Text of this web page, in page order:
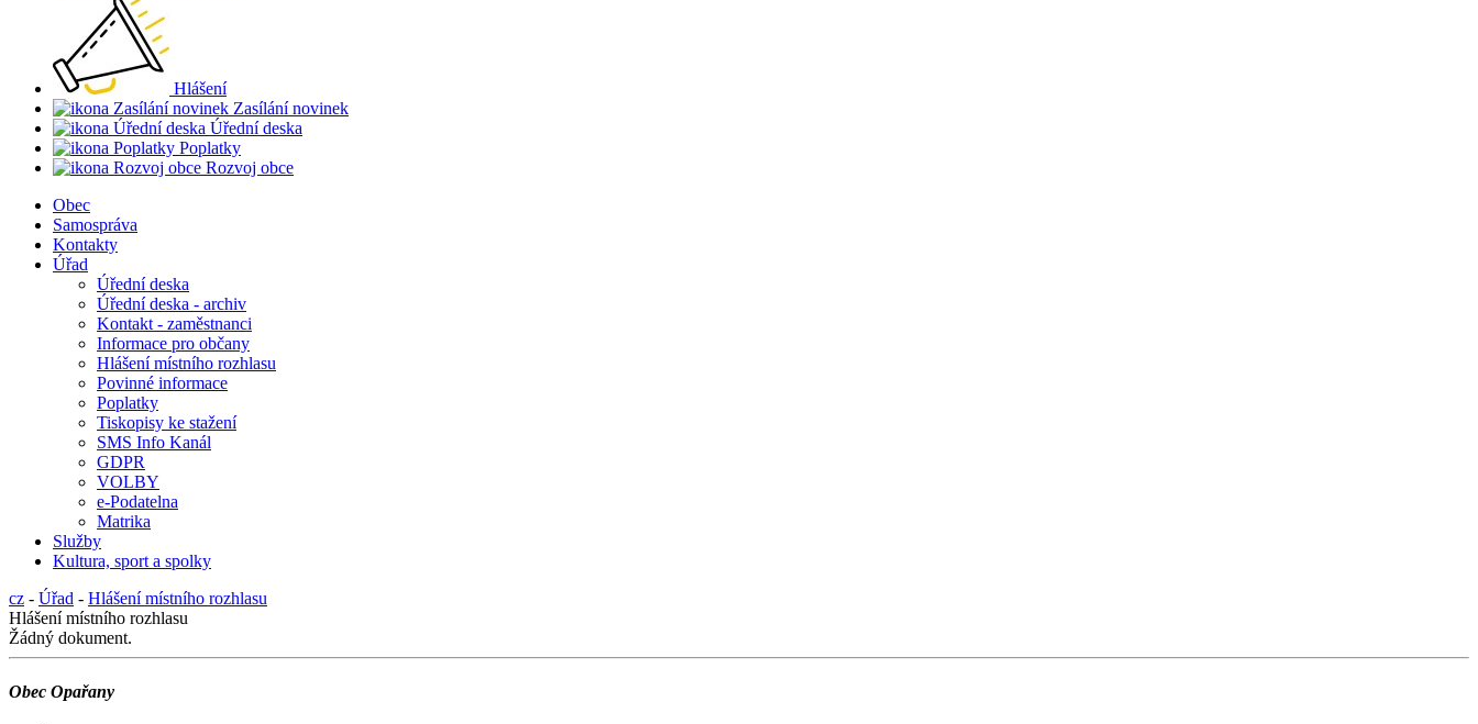
Hlášení
Zasílání novinek
Úřední deska
Poplatky
Rozvoj obce
Obec
Samospráva
Kontakty
Úřad
Úřední deska
Úřední deska - archiv
Kontakt - zaměstnanci
Informace pro občany
Hlášení místního rozhlasu
Povinné informace
Poplatky
Tiskopisy ke stažení
SMS Info Kanál
GDPR
VOLBY
e-Podatelna
Matrika
Služby
Kultura, sport a spolky
cz - Úřad - Hlášení místního rozhlasu
Hlášení místního rozhlasu
Žádný dokument.
Obec Opařany